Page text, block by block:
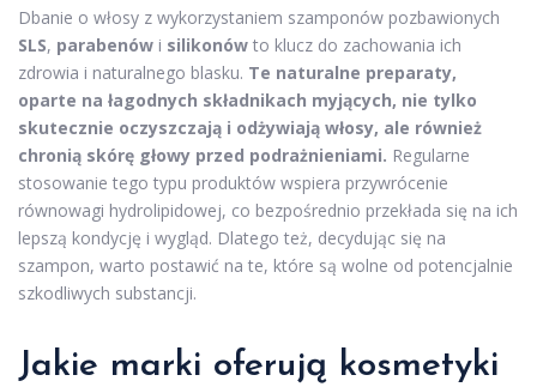
Dbanie o włosy z wykorzystaniem szamponów pozbawionych
SLS, parabenów i silikonów to klucz do zachowania ich
zdrowia i naturalnego blasku. Te naturalne preparaty,
oparte na łagodnych składnikach myjących, nie tylko
skutecznie oczyszczają i odżywiają włosy, ale również
chronią skórę głowy przed podrażnieniami. Regularne
stosowanie tego typu produktów wspiera przywrócenie
równowagi hydrolipidowej, co bezpośrednio przekłada się na ich
lepszą kondycję i wygląd. Dlatego też, decydując się na
szampon, warto postawić na te, które są wolne od potencjalnie
szkodliwych substancji.
Jakie marki oferują kosmetyki